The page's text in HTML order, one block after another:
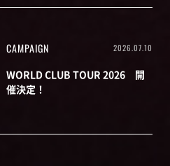
CAMPAIGN 2026.07.10
WORLD CLUB TOUR 2026 開
催決定！